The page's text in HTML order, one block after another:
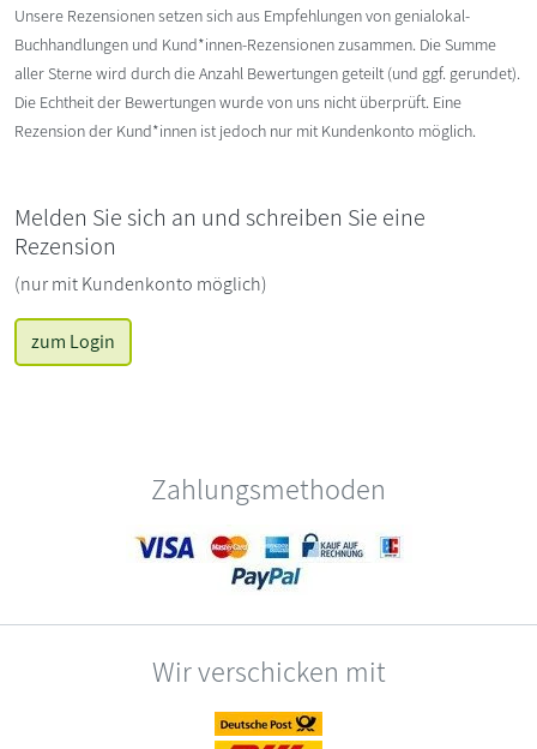
Unsere Rezensionen setzen sich aus Empfehlungen von genialokal-
Buchhandlungen und Kund*innen-Rezensionen zusammen. Die Summe
aller Sterne wird durch die Anzahl Bewertungen geteilt (und ggf. gerundet).
Die Echtheit der Bewertungen wurde von uns nicht überprüft. Eine
Rezension der Kund*innen ist jedoch nur mit Kundenkonto möglich.
Melden Sie sich an und schreiben Sie eine
Rezension
(nur mit Kundenkonto möglich)
zum Login
Zahlungsmethoden
Wir verschicken mit